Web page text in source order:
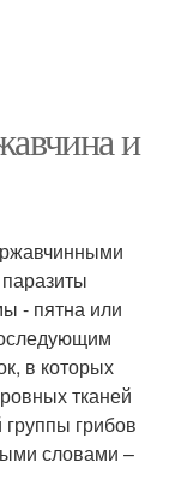
и
- пятна или
в которых
тканей
грибов
словами –